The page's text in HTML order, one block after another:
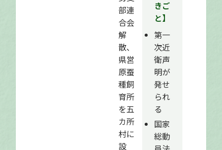
部連
合会
解
散、
県営
原蚕
種飼
育所
を五
カ所
村に
設
きご
と】
第一
次近
衛声
明が
発せ
られ
る
国家
総動